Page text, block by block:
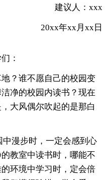
建议人：xxx
20xx年xx月xx日
：
？谁不愿自己的校园变
净的校园内读书？现在
大风偶尔吹起的是那白
漫步时，一定会感到心
教室中读书时，哪能不
环境中学习时，定会倍